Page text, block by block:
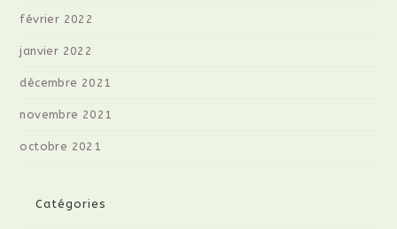
février 2022
janvier 2022
décembre 2021
novembre 2021
octobre 2021
Catégories